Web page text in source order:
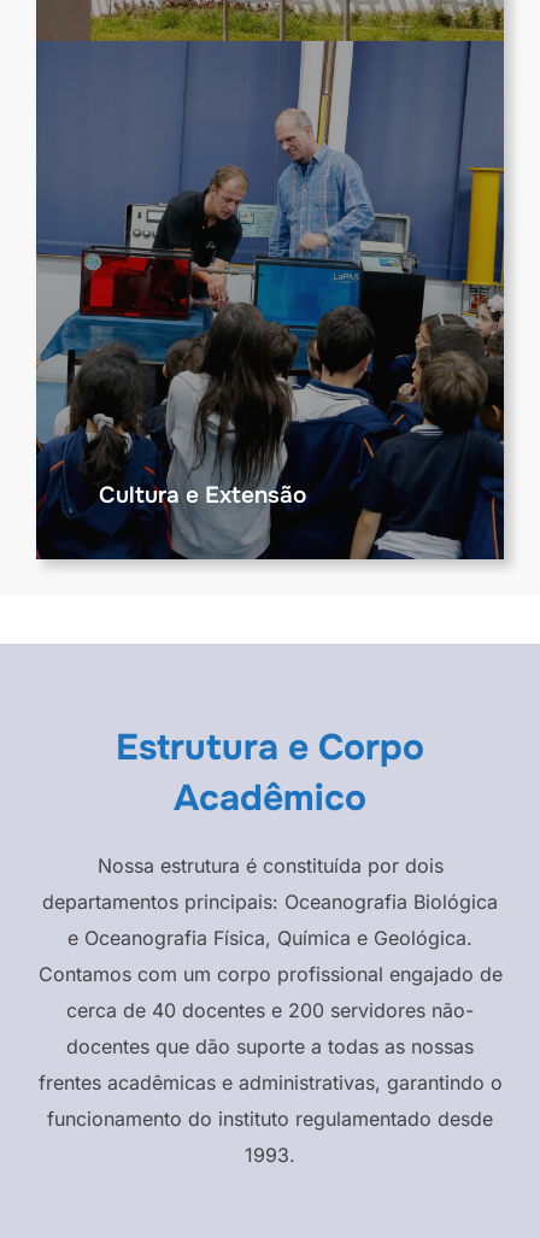
Cultura e Extensão
Estrutura e Corpo
Acadêmico
Nossa estrutura é constituída por dois
departamentos principais: Oceanografia Biológica
e Oceanografia Física, Química e Geológica.
Contamos com um corpo profissional engajado de
cerca de 40 docentes e 200 servidores não-
docentes que dão suporte a todas as nossas
frentes acadêmicas e administrativas, garantindo o
funcionamento do instituto regulamentado desde
1993.